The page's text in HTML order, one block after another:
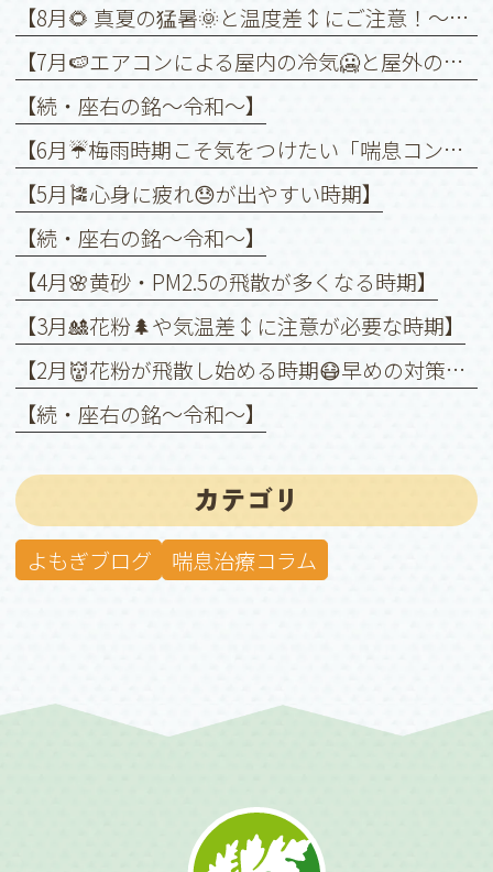
【8月🌻 真夏の猛暑🌞と温度差↕️にご注意！～喘息を悪化させないために～】
【7月🍉エアコンによる屋内の冷気🥶と屋外の暑さ🥵との温度差↕️に注意！】
【続・座右の銘〜令和〜】
【6月☔️梅雨時期こそ気をつけたい「喘息コントロール」】
【5月🎏心身に疲れ😓が出やすい時期】
【続・座右の銘〜令和〜】
【4月🌸黄砂・PM2.5の飛散が多くなる時期】
【3月🎎花粉🌲や気温差↕️に注意が必要な時期】
【2月👹花粉が飛散し始める時期😷早めの対策を❗️】
【続・座右の銘〜令和〜】
カテゴリ
よもぎブログ 喘息治療コラム